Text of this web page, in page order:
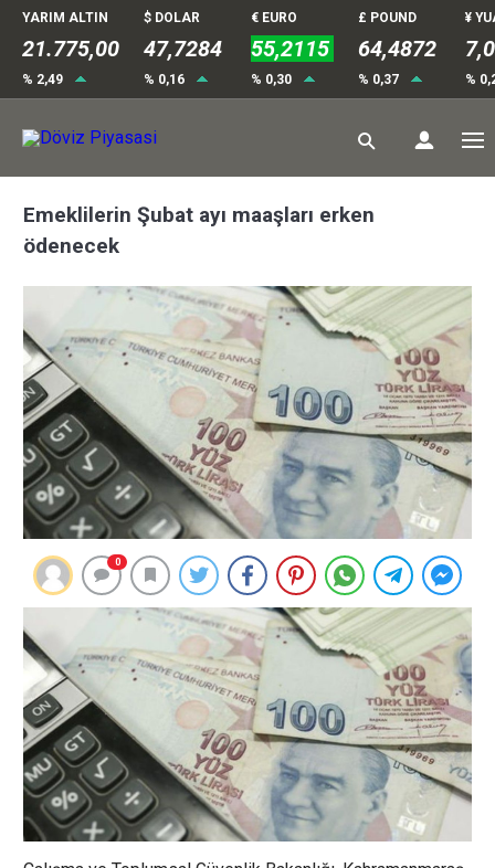
YARIM ALTIN
21.775,00
% 2,49
$ DOLAR
47,7284
% 0,16
€ EURO
55,2115
% 0,30
£ POUND
64,4872
% 0,37
¥
%
Emeklilerin Şubat ayı maaşları erken
ödenecek
0